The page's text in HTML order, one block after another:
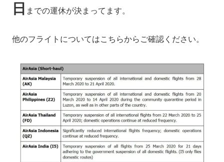
日 までの運休が決まってます。
他のフライトについてはこちらからご確認ください。